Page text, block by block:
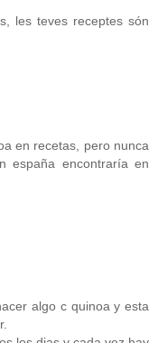
les teves receptes són
en recetas, pero nunca
españa encontraría en
algo c quinoa y esta